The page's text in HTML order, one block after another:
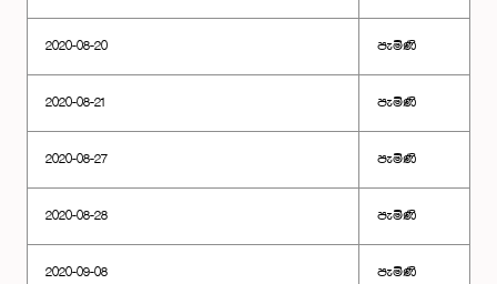
2020-08-20 පැමිණි
2020-08-21 පැමිණි
2020-08-27 පැමිණි
2020-08-28 පැමිණි
2020-09-08 පැමිණි